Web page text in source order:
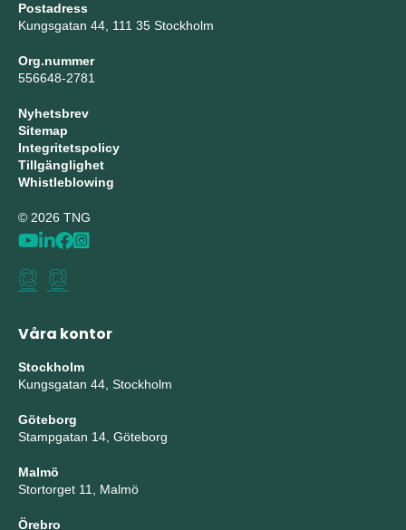
Postadress
Kungsgatan 44, 111 35 Stockholm
Org.nummer
556648-2781
Nyhetsbrev
Sitemap
Integritetspolicy
Tillgänglighet
Whistleblowing
© 2026 TNG
Våra kontor
Stockholm
Kungsgatan 44, Stockholm
Göteborg
Stampgatan 14, Göteborg
Malmö
Stortorget 11, Malmö
Örebro